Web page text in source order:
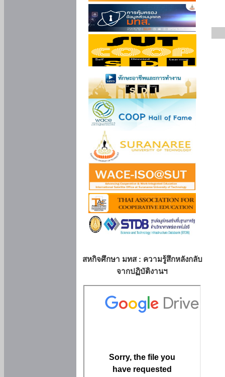
สหกิจศึกษา มทส : ความรู้สึกหลังกลับ
จากปฏิบัติงานฯ